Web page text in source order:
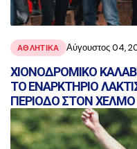
ΑΘΛΗΤΙΚΑ Αύγουστος 04,
ΧΙΟΝΟΔΡΟΜΙΚΟ
ΤΟ ΕΝΑΡΚΤΗΡΙΟ
ΠΕΡΙΟΔΟ ΣΤΟΝ ΧΕΛΜΟ